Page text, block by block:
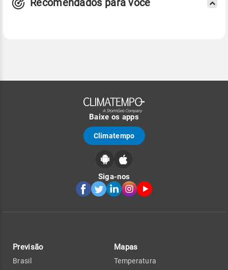
Recomendados para você
Baixe os apps
Climatempo
Siga-nos
Previsão
Brasil
Mapas
Temperatura